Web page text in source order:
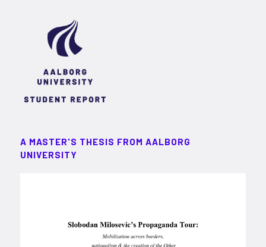
A MASTER'S THESIS FROM AALBORG
UNIVERSITY